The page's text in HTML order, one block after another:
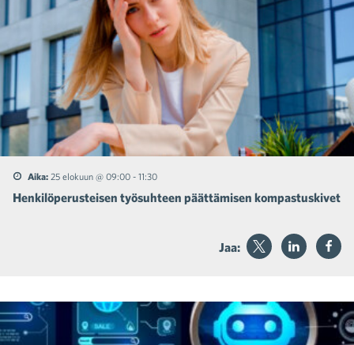
Aika: 25 elokuun @ 09:00 - 11:30
Henkilöperusteisen työsuhteen päättämisen kompastuskivet
Jaa: